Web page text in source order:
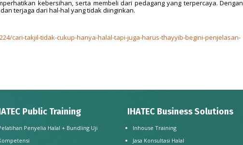
kebersihan, serta membeli dari pedagang yang terpercaya. Dengan
terjaga dari hal-hal yang tidak diinginkan.
cari-takjil-tidak-cukup-hanya-halal-tapi-juga-harus-thayyib-begini-penjelasan-
Public Training
Penyelia Halal + Bundling Uji
IHATEC Business Solutions
Inhouse Training
Jasa Konsultasi Halal